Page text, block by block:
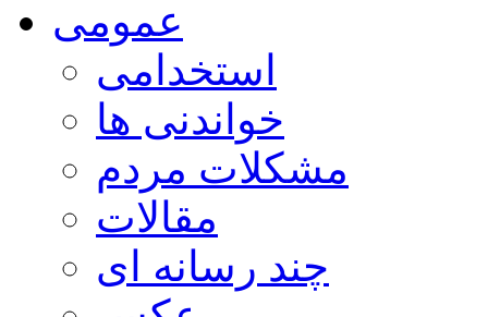
عمومی
استخدامی
خواندنی ها
مشکلات مردم
مقالات
چند رسانه ای